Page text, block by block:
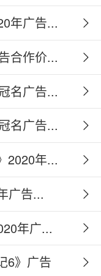
年广告...
合作价...
名广告...
名广告...
2020年...
广告...
年广...
6》广告